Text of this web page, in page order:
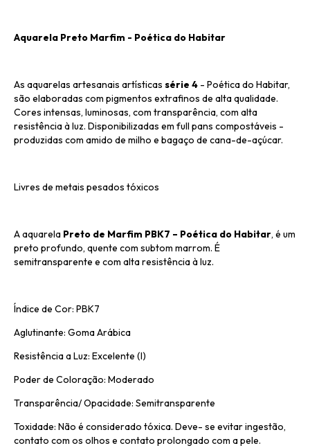
Aquarela Preto Marfim - Poética do Habitar
As aquarelas artesanais artísticas série 4 - Poética do Habitar,
são elaboradas com pigmentos extrafinos de alta qualidade.
Cores intensas, luminosas, com transparência, com alta
resistência à luz. Disponibilizadas em full pans compostáveis -
produzidas com amido de milho e bagaço de cana-de-açúcar.
Livres de metais pesados tóxicos
A aquarela Preto de Marfim PBK7 – Poética do Habitar, é um
preto profundo, quente com subtom marrom. É
semitransparente e com alta resistência à luz.
Índice de Cor: PBK7
Aglutinante: Goma Arábica
Resistência a Luz: Excelente (I)
Poder de Coloração: Moderado
Transparência/ Opacidade: Semitransparente
Toxidade: Não é considerado tóxica. Deve- se evitar ingestão,
contato com os olhos e contato prolongado com a pele.